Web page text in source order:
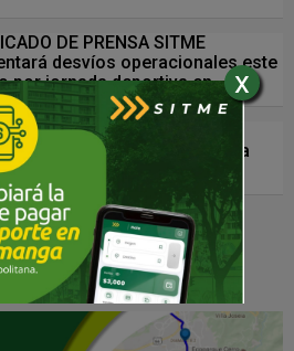
DE PRENSA SITME
desvíos operacionales este
por jornada deportiva en
DE PRENSA SITME
su operación para facilitar la
durante la jornada de las
del 26 de julio
VER MÁS
x